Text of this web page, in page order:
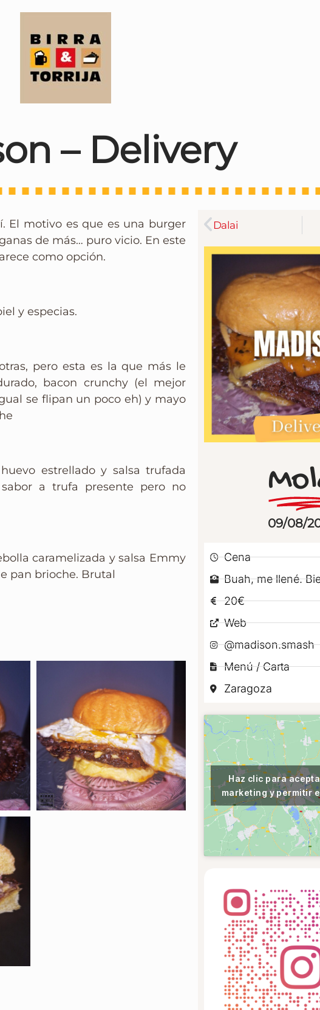
– Delivery
El motivo es que es una burger
de más… puro vicio. En este
como opción.
y especias.
pero esta es la que más le
bacon crunchy (el mejor
se flipan un poco eh) y mayo
estrellado y salsa trufada
a trufa presente pero no
caramelizada y salsa Emmy
pan brioche. Brutal
Dalai
09/08/
Cena
Buah, me llené.
20€
Web
@madison.smash
Menú / Carta
Zaragoza
Haz clic para
marketing y permitir